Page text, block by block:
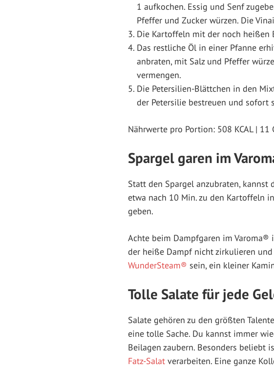
1 aufkochen. Essig und Senf
Pfeffer und Zucker würzen. Die
Die Kartoffeln mit der noch heißen
Das restliche Öl in einer Pfanne
anbraten, mit Salz und Pfeffer
vermengen.
Die Petersilien-Blättchen in den
der Petersilie bestreuen und sofort
Nährwerte pro Portion: 508 KCAL | 11
Spargel garen im
Statt den Spargel anzubraten,
etwa nach 10 Min. zu den Kartoffeln
geben.
Achte beim Dampfgaren im
der heiße Dampf nicht zirkulieren
WunderSteam® sein, ein kleiner
Tolle Salate für jede
Salate gehören zu den größten
eine tolle Sache. Du kannst immer
Beilagen zaubern. Besonders beliebt
Fatz-Salat verarbeiten. Eine ganze